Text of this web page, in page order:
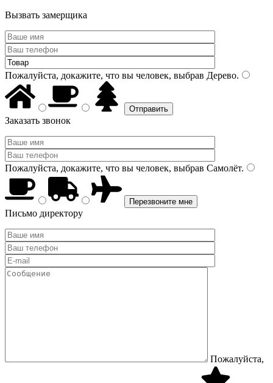
Вызвать замерщика
Пожалуйста, докажите, что вы человек, выбрав Дерево.
Заказать звонок
Пожалуйста, докажите, что вы человек, выбрав Самолёт.
Письмо директору
Пожалуйста,